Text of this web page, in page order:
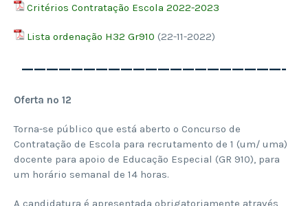
Critérios Contratação Escola 2022-2023
Lista ordenação H32 Gr910 (22-11-2022)
—————————————————————-
Oferta nº 12
Torna-se público que está aberto o Concurso de
Contratação de Escola para recrutamento de 1 (um/ uma)
docente para apoio de Educação Especial (GR 910), para
um horário semanal de 14 horas.
A candidatura é apresentada obrigatoriamente através